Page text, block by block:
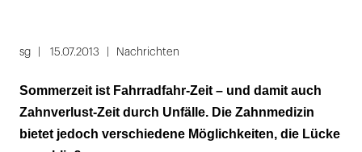
sg 15.07.2013 Nachrichten
Sommerzeit ist Fahrradfahr-Zeit – und damit auch
Zahnverlust-Zeit durch Unfälle. Die Zahnmedizin
bietet jedoch verschiedene Möglichkeiten, die Lücke